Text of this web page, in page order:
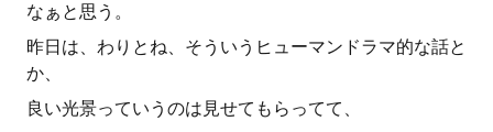
なぁと思う。
昨日は、わりとね、そういうヒューマンドラマ的な話と
か、
良い光景っていうのは見せてもらってて、